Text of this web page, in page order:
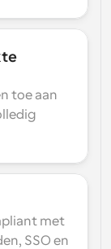
toe aan
met
SSO en